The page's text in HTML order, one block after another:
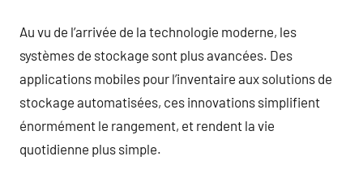
Au vu de l’arrivée de la technologie moderne, les
systèmes de stockage sont plus avancées. Des
applications mobiles pour l’inventaire aux solutions de
stockage automatisées, ces innovations simplifient
énormément le rangement, et rendent la vie
quotidienne plus simple.